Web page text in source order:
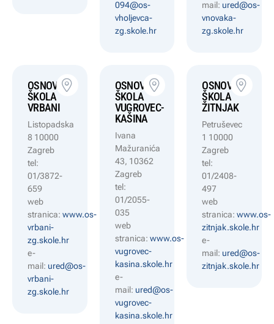
094@os-
vholjevca-
zg.skole.hr
mail: ured@os-
vnovaka-
zg.skole.hr
OSNOVNA
ŠKOLA
VRBANI
Listopadska
8 10000
Zagreb
tel:
01/3872-
659
web
stranica: www.os-
vrbani-
zg.skole.hr
e-
mail: ured@os-
vrbani-
zg.skole.hr
OSNOVNA
ŠKOLA
VUGROVEC-
KAŠINA
Ivana
Mažuranića
43, 10362
Zagreb
tel:
01/2055-
035
web
stranica: www.os-
vugrovec-
kasina.skole.hr
e-
mail: ured@os-
vugrovec-
kasina.skole.hr
OSNOVNA
ŠKOLA
ŽITNJAK
Petruševec
1 10000
Zagreb
tel:
01/2408-
497
web
stranica:www.os-
zitnjak.skole.hr
e-
mail: ured@os-
zitnjak.skole.hr